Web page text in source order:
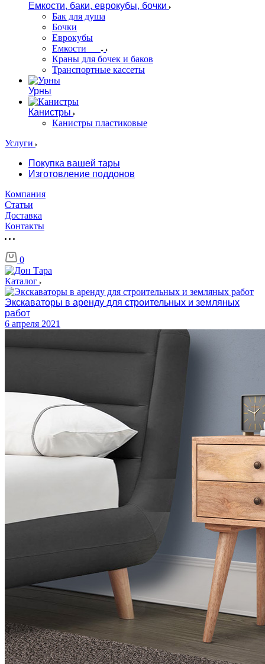
Емкости, баки, еврокубы, бочки
Бак для душа
Бочки
Еврокубы
Емкости
Краны для бочек и баков
Транспортные кассеты
Урны
Канистры
Канистры пластиковые
Услуги
Покупка вашей тары
Изготовление поддонов
Компания
Статьи
Доставка
Контакты
0
Каталог
Экскаваторы в аренду для строительных и земляных
работ
6 апреля 2021